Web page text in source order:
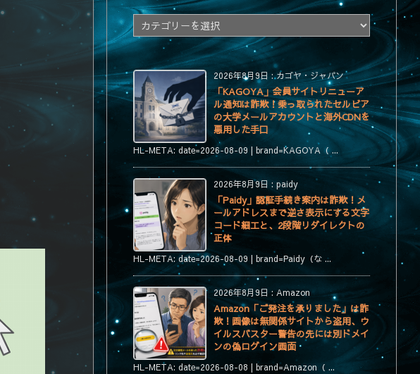
カ
テ
ゴ
ー
2026年8月9日:カゴヤ・ジャパン
「KAGOYA」会員サイトリニューア
ル通知は詐欺！乗っ取られたセルビア
の大学メールアカウントと海外CDNを
悪用した手口
HL-META: date=2026-08-09 | brand=KAGOYA（ ...
2026年8月9日 : paidy
「Paidy」認証手続き案内は詐欺！メ
ールアドレスまで逆さ表示にする文字
コード細工と、2段階リダイレクトの
正体
HL-META: date=2026-08-09 | brand=Paidy（な ...
2026年8月9日 : Amazon
Amazon「ご発注を承りました」は詐
欺！画像は無関係サイトから盗用、ウ
イルスバスター警告の先には別ドメイ
ンの偽ログイン画面
HL-META: date=2026-08-08 | brand=Amazon（ ...